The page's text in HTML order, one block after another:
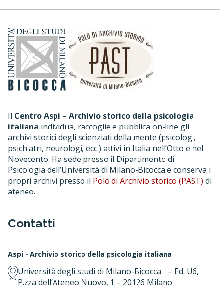
Il Centro Aspi – Archivio storico della psicologia
italiana individua, raccoglie e pubblica on-line gli
archivi storici degli scienziati della mente (psicologi,
psichiatri, neurologi, ecc.) attivi in Italia nell’Otto e nel
Novecento. Ha sede presso il Dipartimento di
Psicologia dell’Università di Milano-Bicocca e conserva i
propri archivi presso il Polo di Archivio storico (PAST) di
ateneo.
Contatti
Aspi - Archivio storico della psicologia italiana
Università degli studi di Milano-Bicocca – Ed. U6,
P.zza dell’Ateneo Nuovo, 1 – 20126 Milano